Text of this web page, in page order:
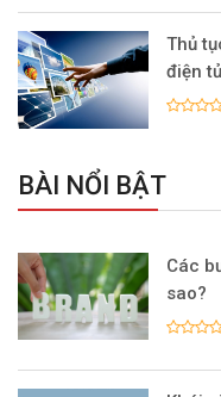
Thủ
điện
BÀI NỔI BẬT
Các
sao?